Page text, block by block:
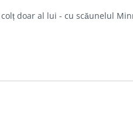
doar al lui - cu scăunelul